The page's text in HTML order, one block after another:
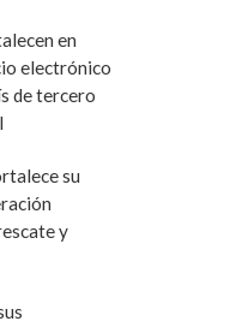
en
electrónico
de tercero
su
y